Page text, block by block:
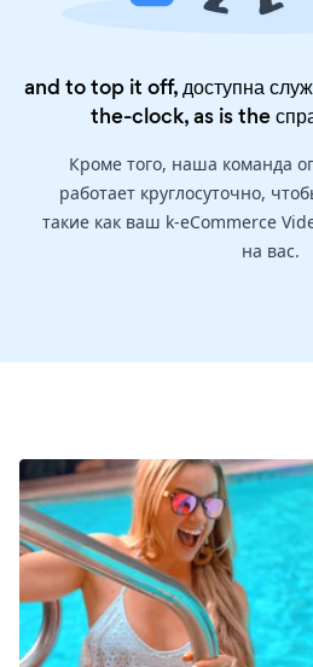
and to top it off, доступна
the-clock, as is the
Кроме того, наша команда
работает круглосуточно,
такие как ваш k-eCommerce
на вас.